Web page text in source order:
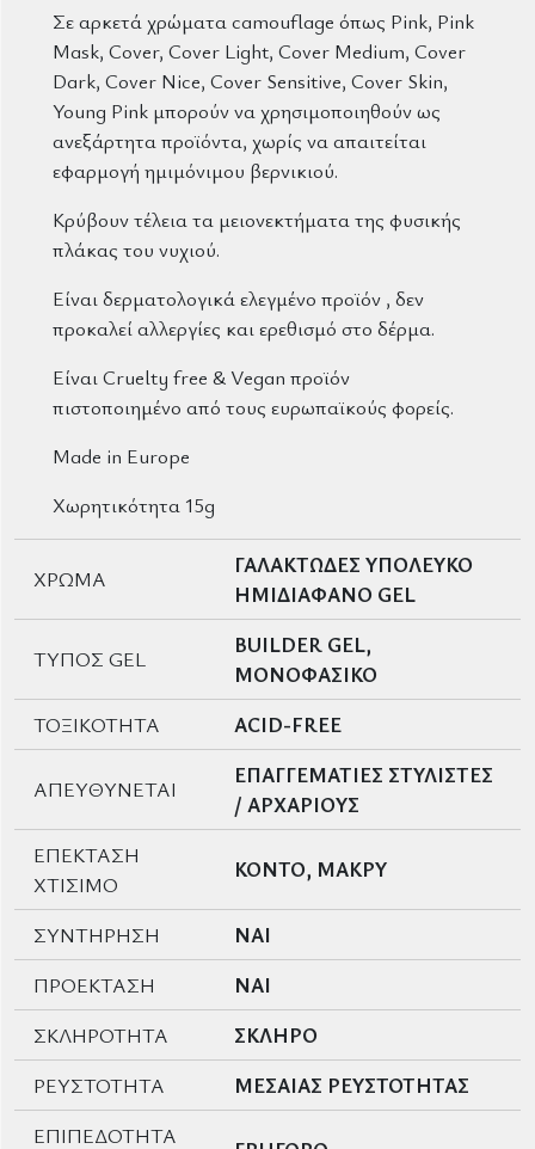
Σε αρκετά χρώματα camouflage όπως Pink, Pink
Mask, Cover, Cover Light, Cover Medium, Cover
Dark, Cover Nice, Cover Sensitive, Cover Skin,
Young Pink μπορούν να χρησιμοποιηθούν ως
ανεξάρτητα προϊόντα, χωρίς να απαιτείται
εφαρμογή ημιμόνιμου βερνικιού.
Κρύβουν τέλεια τα μειονεκτήματα της φυσικής
πλάκας του νυχιού.
Είναι δερματολογικά ελεγμένο προϊόν , δεν
προκαλεί αλλεργίες και ερεθισμό στο δέρμα.
ΕίναιCruelty free & Vegan προϊόν
πιστοποιημένο από τους ευρωπαϊκούς φορείς.
Made in Europe
Χωρητικότητα 15g
ΧΡΩΜΑ
ΓΑΛΑΚΤΩΔΕΣ ΥΠΟΛΕΥΚΟ
ΗΜΙΔΙΑΦΑΝΟ GEL
ΤΥΠΟΣ GEL
BUILDER GEL,
ΜΟΝΟΦΑΣΙΚΟ
ΤΟΞΙΚΟΤΗΤΑ
ACID-FREE
ΑΠΕΥΘΥΝΕΤΑΙ
ΕΠΑΓΓΕΜΑΤΙΕΣ ΣΤΥΛΙΣΤΕΣ
/ ΑΡΧΑΡΙΟΥΣ
ΕΠΕΚΤΑΣΗ
ΧΤΙΣΙΜΟ
ΚΟΝΤΟ, ΜΑΚΡΥ
ΣΥΝΤΗΡΗΣΗ
ΝΑΙ
ΠΡΟΕΚΤΑΣΗ
ΝΑΙ
ΣΚΛΗΡΟΤΗΤΑ
ΣΚΛΗΡΟ
ΡΕΥΣΤΟΤΗΤΑ
ΜΕΣΑΙΑΣ ΡΕΥΣΤΟΤΗΤΑΣ
ΕΠΙΠΕΔΟΤΗΤΑ